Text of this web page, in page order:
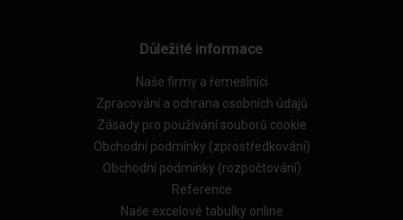
Důležité informace
Naše firmy a řemeslníci
Zpracování a ochrana osobních údajů
Zásady pro používání souborů cookie
Obchodní podmínky (zprostředkování)
Obchodní podmínky (rozpočtování)
Reference
Naše excelové tabulky online